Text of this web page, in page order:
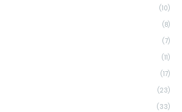
(10)
(8)
(7)
(11)
(17)
(23)
(33)